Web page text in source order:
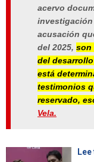
acervo
acusación
del 2025, son
del
está
testimonios
reservado,
Vela.